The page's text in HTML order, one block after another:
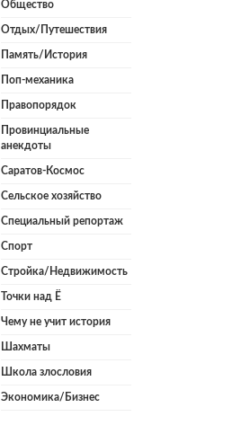
Общество
Отдых/Путешествия
Память/История
Поп-механика
Правопорядок
Провинциальные
анекдоты
Саратов-Космос
Сельское хозяйство
Специальный репортаж
Спорт
Стройка/Недвижимость
Точки над Ё
Чему не учит история
Шахматы
Школа злословия
Экономика/Бизнес